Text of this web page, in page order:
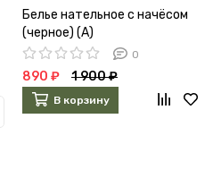
Белье нательное с начёсом
(черное) (А)
0
890 ₽ 1 900 ₽
В корзину